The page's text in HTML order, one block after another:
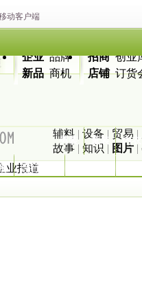
动客户端
企业 品牌
新品 商机
招商 创业
店铺 订货
男装 童装 内衣
流行趋势
辅料 | 设备 | 贸易 |
故事 | 知识 | 图片 |
业报道